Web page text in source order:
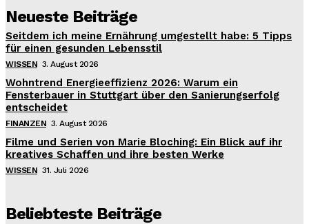
Neueste Beiträge
Seitdem ich meine Ernährung umgestellt habe: 5 Tipps
für einen gesunden Lebensstil
WISSEN 3. August 2026
Wohntrend Energieeffizienz 2026: Warum ein
Fensterbauer in Stuttgart über den Sanierungserfolg
entscheidet
FINANZEN 3. August 2026
Filme und Serien von Marie Bloching: Ein Blick auf ihr
kreatives Schaffen und ihre besten Werke
WISSEN 31. Juli 2026
Beliebteste Beiträge